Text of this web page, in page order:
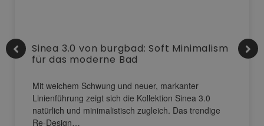
Sinea 3.0 von burgbad: Soft Minimalism
für das moderne Bad
Mit weichem Schwung und neuer, markanter
Linienführung zeigt sich die Kollektion Sinea 3.0
natürlich und minimalistisch zugleich. Das trendige
Re-Design…